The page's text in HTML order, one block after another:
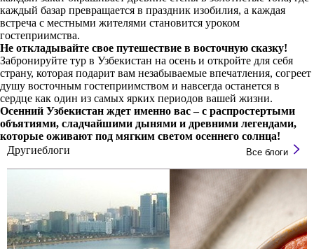
каждый базар превращается в праздник изобилия, а каждая
встреча с местными жителями становится уроком
гостеприимства.
Не откладывайте свое путешествие в восточную сказку!
Забронируйте тур в Узбекистан на осень и откройте для себя
страну, которая подарит вам незабываемые впечатления, согреет
душу восточным гостеприимством и навсегда останется в
сердце как один из самых ярких периодов вашей жизни.
Осенний Узбекистан ждет именно вас – с распростертыми
объятиями, сладчайшими дынями и древними легендами,
которые оживают под мягким светом осеннего солнца!
Другиеблоги Все блоги